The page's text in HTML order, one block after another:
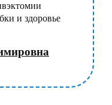
и здоровье